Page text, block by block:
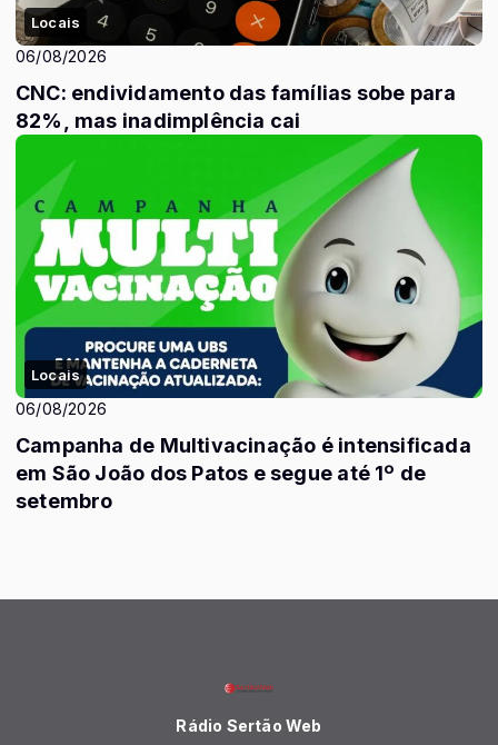
Locais
06/08/2026
CNC: endividamento das famílias sobe para
82%, mas inadimplência cai
Locais
06/08/2026
Campanha de Multivacinação é intensificada
em São João dos Patos e segue até 1º de
setembro
Rádio Sertão Web